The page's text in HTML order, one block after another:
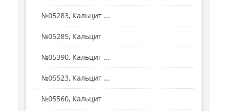
№05283, Кальцит ...
№05285, Кальцит
№05390, Кальцит ...
№05523, Кальцит ...
№05560, Кальцит